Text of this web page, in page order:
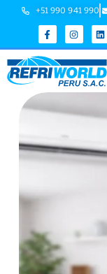
+51 990 941 990